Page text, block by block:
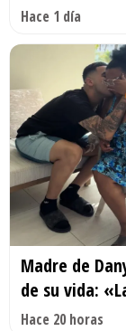
Hace 1 día
Madre de
de su vida:
Hace 20 horas